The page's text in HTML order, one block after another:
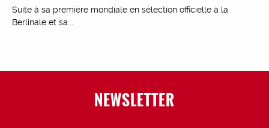
Suite à sa première mondiale en sélection officielle à la
Berlinale et sa...
NEWSLETTER